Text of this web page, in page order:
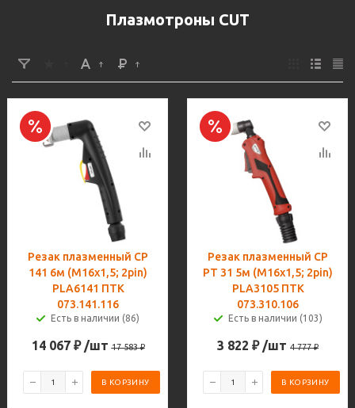
Плазмотроны CUT
Резак плазменный CP
141 6м (M16х1,5; 2pin)
PLA6141 ПТК
073.141.116
Есть в наличии (86)
14 067₽ /шт 17 583₽
В КОРЗИНУ
Резак плазменный CP
PT 31 5м (M16х1,5; 2pin)
PLA3105 ПТК
073.310.106
Есть в наличии (103)
3 822 ₽ /шт 4 777₽
В КОРЗИНУ